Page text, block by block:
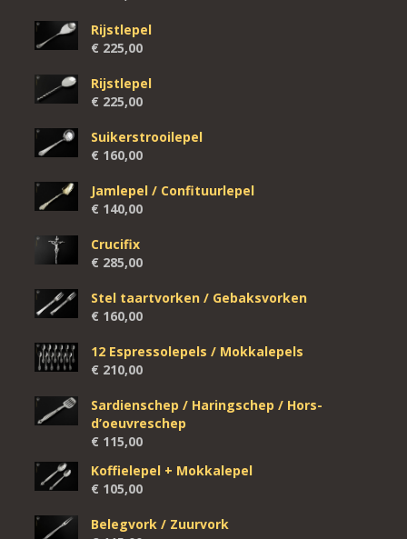
Rijstlepel
€ 225,00
Rijstlepel
€ 225,00
Suikerstrooilepel
€ 160,00
Jamlepel / Confituurlepel
€ 140,00
Crucifix
€ 285,00
Stel taartvorken / Gebaksvorken
€ 160,00
12 Espressolepels / Mokkalepels
€ 210,00
Sardienschep / Haringschep / Hors-
d’oeuvreschep
€ 115,00
Koffielepel + Mokkalepel
€ 105,00
Belegvork / Zuurvork